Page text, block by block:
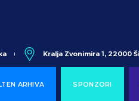
ARHIVA SPONZORI
Kralja Zvonimira 1, 22000